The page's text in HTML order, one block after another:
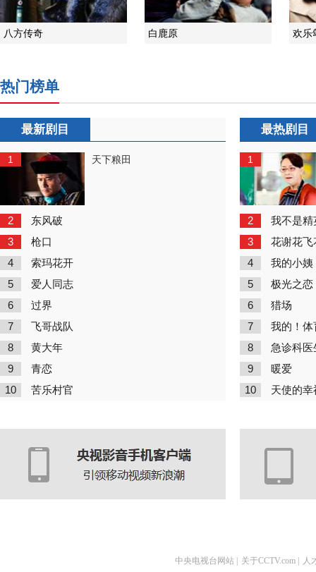
八方传奇 白鹿原 欢乐
热门榜单
最新剧目
1 天下粮田
2 东风破
3 枪口
4 索玛花开
5 爱人同志
6 过界
7 飞哥战队
8 黄大年
9 青恋
10 苦乐村官
最热剧目
1
2 我不是精
3 花谢花飞
4 我的小姨
5 极光之恋
6 猎场
7 我的！体
8 急诊科医
9 暖爱
10 天使的幸
中央电视台网站 关于CCTV.com 人